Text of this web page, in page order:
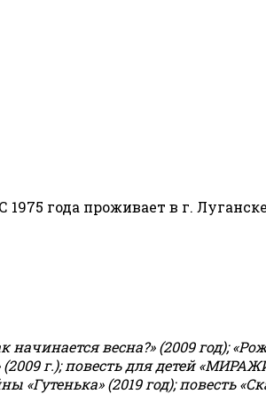
1975 года проживает в г.
весна?» (2009 год);
г.); повесть для детей
(2019 год); повесть